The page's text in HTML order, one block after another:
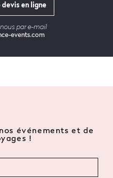
devis en ligne
par e-mail
events.com
événements et de
!